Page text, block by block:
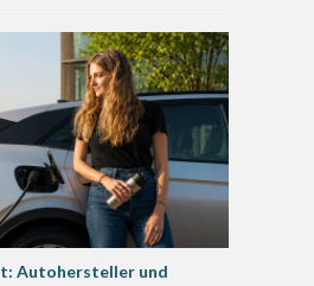
Autohersteller und